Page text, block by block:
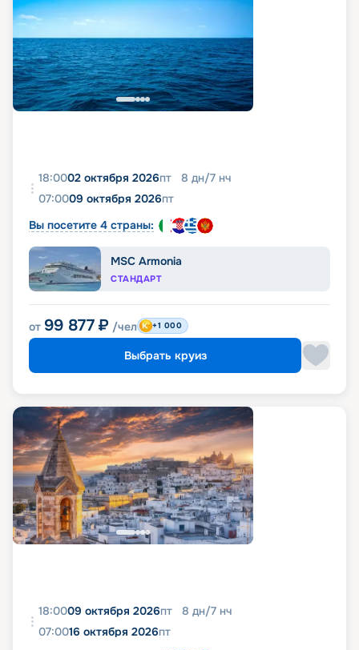
18:0002 октября 2026пт 8 дн/7 нч
07:0009 октября 2026пт
Вы посетите 4 страны:
MSC Armonia
СТАНДАРТ
от 99 877 ₽ /чел +1 000
Выбрать круиз
18:0009 октября 2026пт 8 дн/7 нч
07:0016 октября 2026пт